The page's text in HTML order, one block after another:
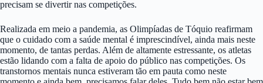
precisam se divertir nas competições.
Realizada em meio a pandemia, as Olimpíadas de Tóquio reafirmam
que o cuidado com a saúde mental é imprescindível, ainda mais neste
momento, de tantas perdas. Além de altamente estressante, os atletas
estão lidando com a falta de apoio do público nas competições. Os
transtornos mentais nunca estiveram tão em pauta como neste